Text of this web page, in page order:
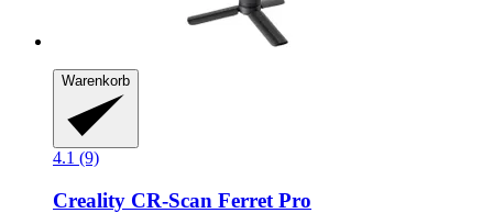
Warenkorb
4.1 (9)
Creality CR-​Scan Ferret Pro